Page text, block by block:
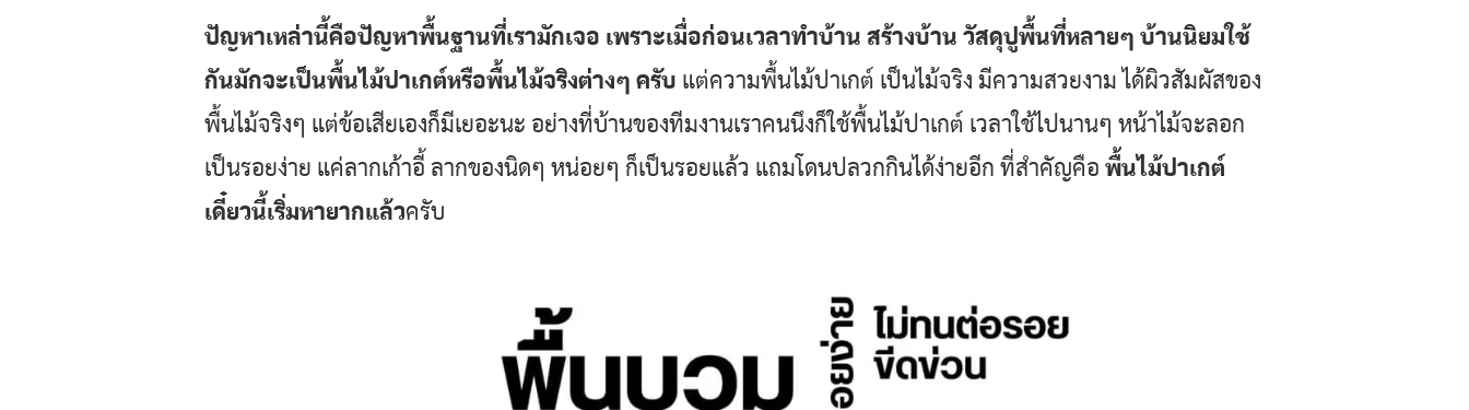
ปัญหาเหล่านี้คือปัญหาพื้นฐานที่เรามักเจอ เพราะเมื่อก่อนเวลาทำบ้าน สร้างบ้าน วัสดุปูพื้นที่หลายๆ บ้านนิยมใช้
กันมักจะเป็นพื้นไม้ปาเกต์หรือพื้นไม้จริงต่างๆ ครับ แต่ความพื้นไม้ปาเกต์ เป็นไม้จริง มีความสวยงาม ได้ผิวสัมผัสของ
พื้นไม้จริงๆ แต่ข้อเสียเองก็มีเยอะนะ อย่างที่บ้านของทีมงานเราคนนึงก็ใช้พื้นไม้ปาเกต์ เวลาใช้ไปนานๆ หน้าไม้จะลอก
เป็นรอยง่าย แค่ลากเก้าอี้ ลากของนิดๆ หน่อยๆ ก็เป็นรอยแล้ว แถมโดนปลวกกินได้ง่ายอีก ที่สำคัญคือ พื้นไม้ปาเกต์
เดี๋ยวนี้เริ่มหายากแล้วครับ